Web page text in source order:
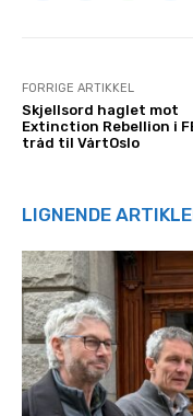
FORRIGE ARTIKKEL
Skjellsord haglet mot
Extinction Rebellion i
tråd til VårtOslo
LIGNENDE